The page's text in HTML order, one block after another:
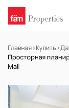
Главная›Купить›
Просторная
Mall
НА ПРОДАЖУ